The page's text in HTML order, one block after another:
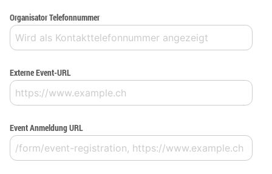
Organisator Telefonnummer
Externe Event-URL
Event Anmeldung URL